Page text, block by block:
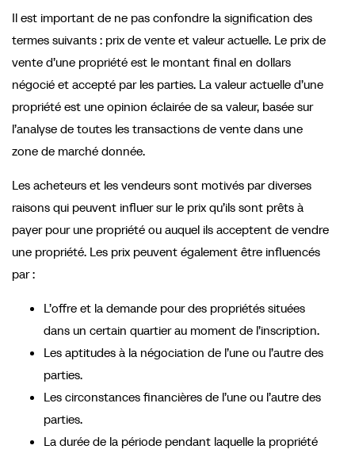
Il est important de ne pas confondre la signification des
termes suivants : prix de vente et valeur actuelle. Le prix de
vente d’une propriété est le montant final en dollars
négocié et accepté par les parties. La valeur actuelle d’une
propriété est une opinion éclairée de sa valeur, basée sur
l’analyse de toutes les transactions de vente dans une
zone de marché donnée.
Les acheteurs et les vendeurs sont motivés par diverses
raisons qui peuvent influer sur le prix qu’ils sont prêts à
payer pour une propriété ou auquel ils acceptent de vendre
une propriété. Les prix peuvent également être influencés
par :
L’offre et la demande pour des propriétés situées
dans un certain quartier au moment de l’inscription.
Les aptitudes à la négociation de l’une ou l’autre des
parties.
Les circonstances financières de l’une ou l’autre des
parties.
La durée de la période pendant laquelle la propriété